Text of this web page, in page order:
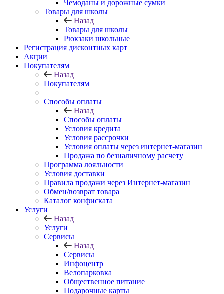
Чемоданы и дорожные сумки
Товары для школы
Назад
Товары для школы
Рюкзаки школьные
Регистрация дисконтных карт
Акции
Покупателям
Назад
Покупателям
Способы оплаты
Назад
Способы оплаты
Условия кредита
Условия рассрочки
Условия оплаты через интернет-магазин
Продажа по безналичному расчету
Программа лояльности
Условия доставки
Правила продажи через Интернет-магазин
Обмен/возврат товара
Каталог конфиската
Услуги
Назад
Услуги
Сервисы
Назад
Сервисы
Инфоцентр
Велопарковка
Общественное питание
Подарочные карты